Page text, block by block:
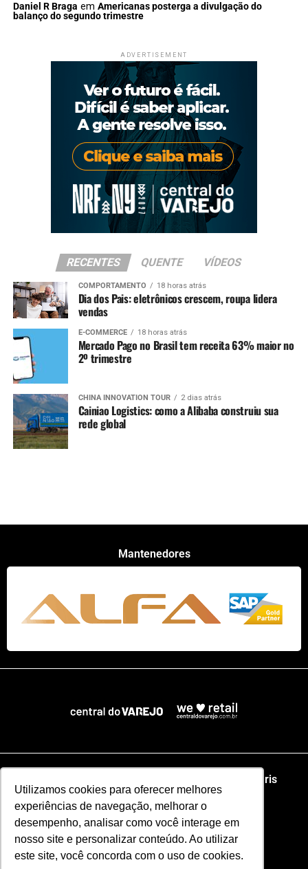
Utilizamos cookies para oferecer melhores
experiências de navegação, melhorar o
desempenho, analisar como você interage em
nosso site e personalizar conteúdo. Ao utilizar
este site, você concorda com o uso de cookies.
Daniel R Braga em Americanas posterga a divulgação do
balanço do segundo trimestre
ADVERTISEMENT
RECENTES QUENTE VÍDEOS
COMPORTAMENTO 18 horas atrás
Dia dos Pais: eletrônicos crescem, roupa lidera
vendas
E-COMMERCE 18 horas atrás
Mercado Pago no Brasil tem receita 63% maior no
2º trimestre
CHINA INNOVATION TOUR 2 dias atrás
Cainiao Logistics: como a Alibaba construiu sua
rede global
Mantenedores
NRF Paris
Web Summit Lisboa Web Summit Rio
Especial NRF2026